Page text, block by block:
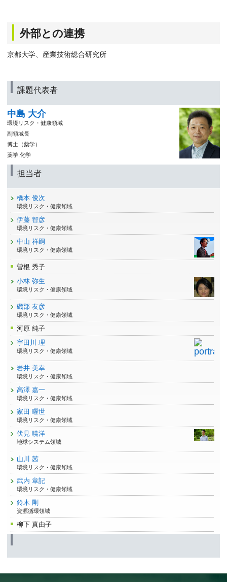
外部との連携
京都大学、産業技術総合研究所
課題代表者
中島 大介
環境リスク・健康領域
副領域長
博士（薬学）
薬学,化学
担当者
橋本 俊次
環境リスク・健康領域
伊藤 智彦
環境リスク・健康領域
中山 祥嗣
環境リスク・健康領域
曽根 秀子
小林 弥生
環境リスク・健康領域
磯部 友彦
環境リスク・健康領域
河原 純子
宇田川 理
環境リスク・健康領域
岩井 美幸
環境リスク・健康領域
高澤 嘉一
環境リスク・健康領域
家田 曜世
環境リスク・健康領域
伏見 暁洋
地球システム領域
山川 茜
環境リスク・健康領域
武内 章記
環境リスク・健康領域
鈴木 剛
資源循環領域
柳下 真由子